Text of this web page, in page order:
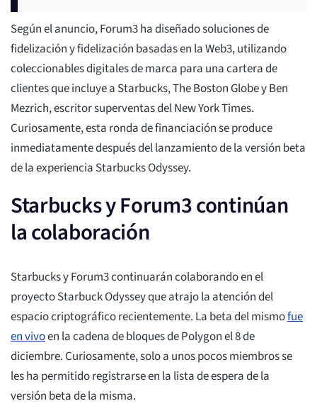
Según el anuncio, Forum3 ha diseñado soluciones de
fidelización y fidelización basadas en la Web3, utilizando
coleccionables digitales de marca para una cartera de
clientes que incluye a Starbucks, The Boston Globe y Ben
Mezrich, escritor superventas del New York Times.
Curiosamente, esta ronda de financiación se produce
inmediatamente después del lanzamiento de la versión beta
de la experiencia Starbucks Odyssey.
Starbucks y Forum3 continúan
la colaboración
Starbucks y Forum3 continuarán colaborando en el
proyecto Starbuck Odyssey que atrajo la atención del
espacio criptográfico recientemente. La beta del mismofue
en vivoen la cadena de bloques de Polygon el 8 de
diciembre. Curiosamente, solo a unos pocos miembros se
les ha permitido registrarse en la lista de espera de la
versión beta de la misma.